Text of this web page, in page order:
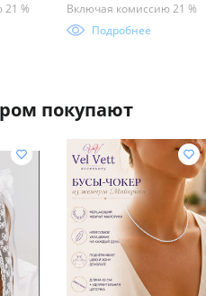
%
Включая комиссию 21 %
Подробнее
покупают